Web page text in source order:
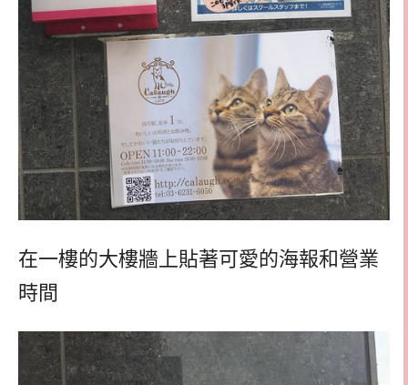
在一樓的大樓牆上貼著可愛的海報和營業
時間